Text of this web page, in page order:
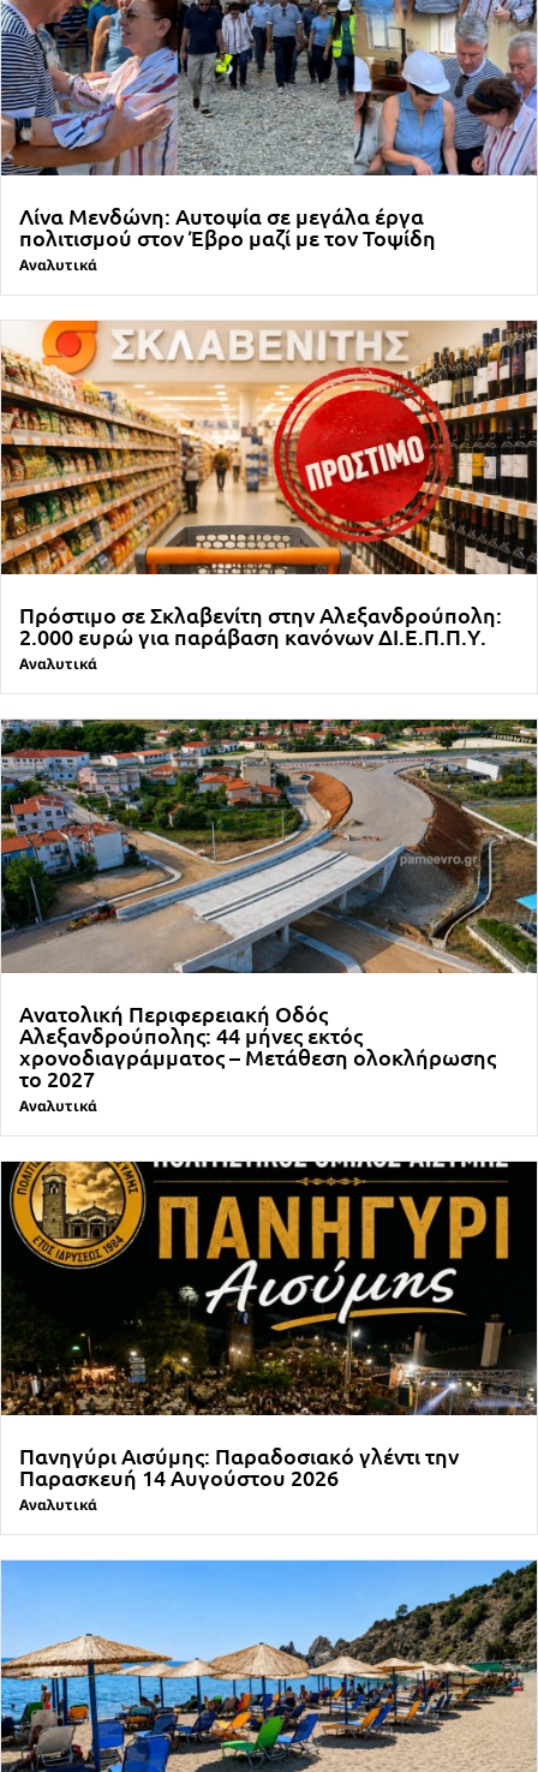
Λίνα Μενδώνη: Αυτοψία σε μεγάλα έργα
πολιτισμού στον Έβρο μαζί με τον Τοψίδη
Αναλυτικά
Πρόστιμο σε Σκλαβενίτη στην Αλεξανδρούπολη:
2.000 ευρώ για παράβαση κανόνων ΔΙ.Ε.Π.Π.Υ.
Αναλυτικά
Ανατολική Περιφερειακή Οδός
Αλεξανδρούπολης: 44 μήνες εκτός
χρονοδιαγράμματος – Μετάθεση ολοκλήρωσης
το 2027
Αναλυτικά
Πανηγύρι Αισύμης: Παραδοσιακό γλέντι την
Παρασκευή 14 Αυγούστου 2026
Αναλυτικά